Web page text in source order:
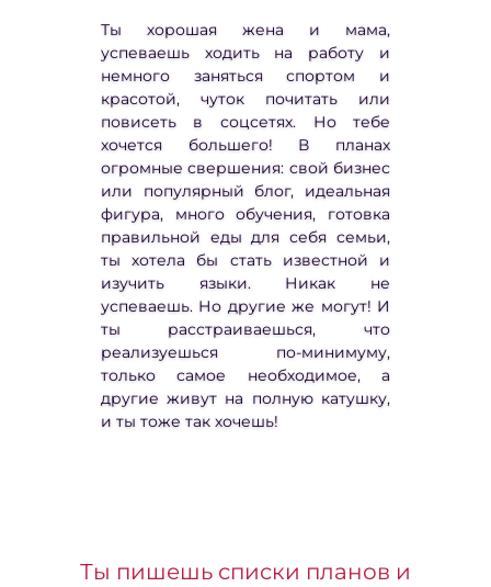
Ты хорошая жена и мама,
успеваешь ходить на работу и
немного заняться спортом и
красотой, чуток почитать или
повисеть в соцсетях. Но тебе
хочется большего! В планах
огромные свершения: свой бизнес
или популярный блог, идеальная
фигура, много обучения, готовка
правильной еды для себя семьи,
ты хотела бы стать известной и
изучить языки. Никак не
успеваешь. Но другие же могут! И
ты расстраиваешься, что
реализуешься по-минимуму,
только самое необходимое, а
другие живут на полную катушку,
и ты тоже так хочешь!
Ты пишешь списки планов и